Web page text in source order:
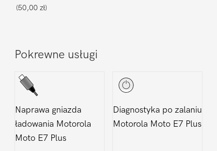
(50,00 zł)
Pokrewne usługi
Naprawa gniazda
ładowania Motorola
Moto E7 Plus
Diagnostyka po zalaniu
Motorola Moto E7 Plus